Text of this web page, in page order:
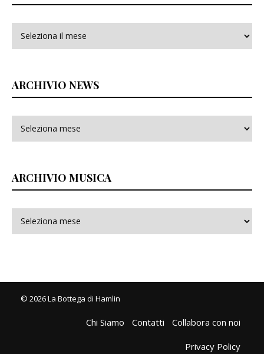
ARCHIVIO NEWS
ARCHIVIO MUSICA
© 2026 La Bottega di Hamlin
Chi Siamo Contatti Collabora con noi
Privacy Policy